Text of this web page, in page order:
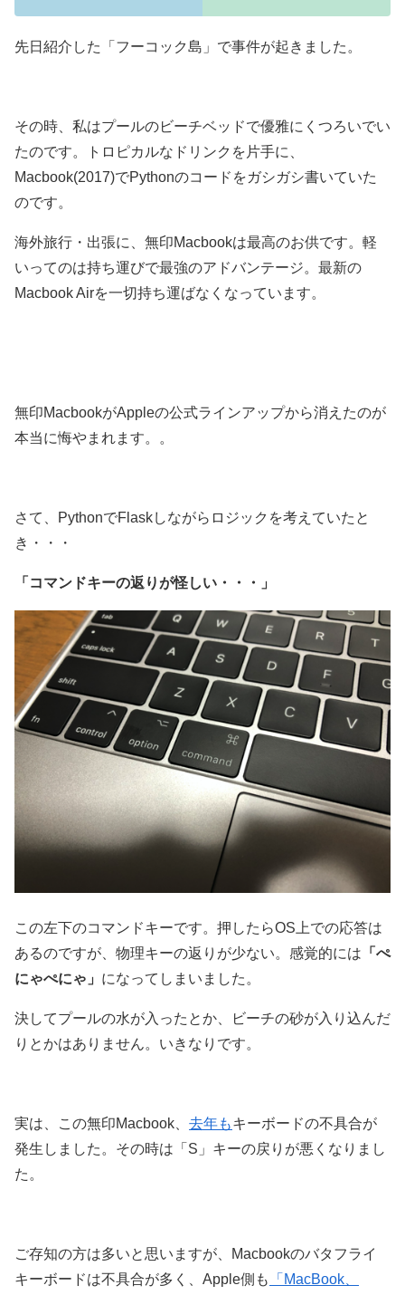
先日紹介した「フーコック島」で事件が起きました。
その時、私はプールのビーチベッドで優雅にくつろいでい
たのです。トロピカルなドリンクを片手に、
Macbook(2017)でPythonのコードをガシガシ書いていた
のです。
海外旅行・出張に、無印Macbookは最高のお供です。軽
いってのは持ち運びで最強のアドバンテージ。最新の
Macbook Airを一切持ち運ばなくなっています。
無印MacbookがAppleの公式ラインアップから消えたのが
本当に悔やまれます。。
さて、PythonでFlaskしながらロジックを考えていたと
き・・・
「コマンドキーの返りが怪しい・・・」
この左下のコマンドキーです。押したらOS上での応答は
あるのですが、物理キーの返りが少ない。感覚的には 「ぺ
にゃぺにゃ」 になってしまいました。
決してプールの水が入ったとか、ビーチの砂が入り込んだ
りとかはありません。いきなりです。
実は、この無印Macbook、 去年もキーボードの不具合が
発生しました。その時は「S」キーの戻りが悪くなりまし
た。
ご存知の方は多いと思いますが、Macbookのバタフライ
キーボードは不具合が多く、Apple側も
「MacBook、